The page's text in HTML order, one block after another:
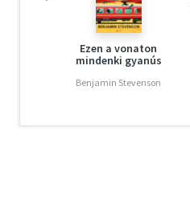
Ezen a vonaton
mindenki gyanús
Benjamin Stevenson